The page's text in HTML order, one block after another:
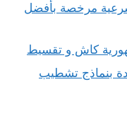
مقابر شرعية مرخصة بأفضل
كاش و تقسيط
بنماذج تشطيب